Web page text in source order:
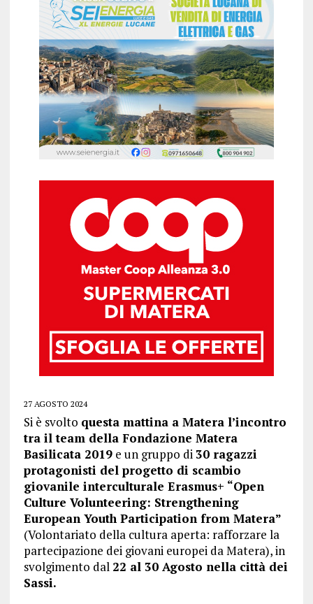
27 AGOSTO 2024
Si è svolto questa mattina a Matera l’incontro
tra il team della Fondazione Matera
Basilicata 2019e un gruppo di30 ragazzi
protagonisti del progetto di scambio
giovanile interculturale Erasmus+ “Open
Culture Volunteering: Strengthening
European Youth Participation from Matera”
(Volontariato della cultura aperta: rafforzare la
partecipazione dei giovani europei da Matera), in
svolgimento dal 22 al 30 Agosto nella città dei
Sassi.